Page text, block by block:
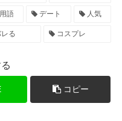
語 デート 人気
レる コスプレ
コピー